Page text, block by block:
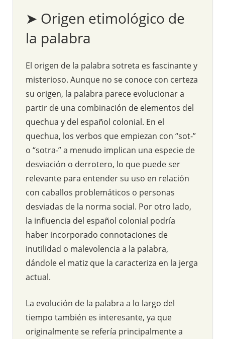
➤ Origen etimológico de
la palabra
El origen de la palabra sotreta es fascinante y
misterioso. Aunque no se conoce con certeza
su origen, la palabra parece evolucionar a
partir de una combinación de elementos del
quechua y del español colonial. En el
quechua, los verbos que empiezan con “sot-”
o “sotra-” a menudo implican una especie de
desviación o derrotero, lo que puede ser
relevante para entender su uso en relación
con caballos problemáticos o personas
desviadas de la norma social. Por otro lado,
la influencia del español colonial podría
haber incorporado connotaciones de
inutilidad o malevolencia a la palabra,
dándole el matiz que la caracteriza en la jerga
actual.
La evolución de la palabra a lo largo del
tiempo también es interesante, ya que
originalmente se refería principalmente a